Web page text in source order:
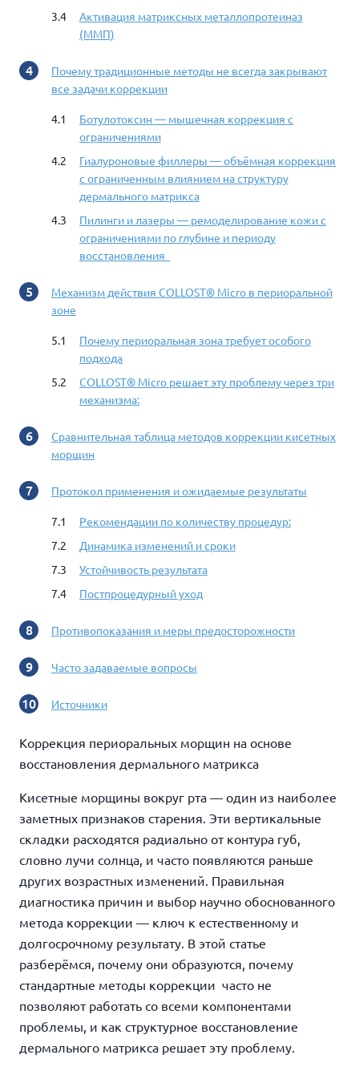
Активация матриксных металлопротеиназ
(ММП)
Почему традиционные методы не всегда закрывают
все задачи коррекции
Ботулотоксин — мышечная коррекция с
ограничениями
Гиалуроновые филлеры — объёмная коррекция
с ограниченным влиянием на структуру
дермального матрикса
Пилинги и лазеры — ремоделирование кожи с
ограничениями по глубине и периоду
восстановления
Механизм действия COLLOST® Micro в периоральной
зоне
Почему периоральная зона требует особого
подхода
COLLOST® Micro решает эту проблему через три
механизма:
Сравнительная таблица методов коррекции кисетных
морщин
Протокол применения и ожидаемые результаты
Рекомендации по количеству процедур:
Динамика изменений и сроки
Устойчивость результата
Постпроцедурный уход
Противопоказания и меры предосторожности
Часто задаваемые вопросы
Источники
Коррекция периоральных морщин на основе
восстановления дермального матрикса
Кисетные морщины вокруг рта — один из наиболее
заметных признаков старения. Эти вертикальные
складки расходятся радиально от контура губ,
словно лучи солнца, и часто появляются раньше
других возрастных изменений. Правильная
диагностика причин и выбор научно обоснованного
метода коррекции — ключ к естественному и
долгосрочному результату. В этой статье
разберёмся, почему они образуются, почему
стандартные методы коррекции часто не
позволяют работать со всеми компонентами
проблемы, и как структурное восстановление
дермального матрикса решает эту проблему.